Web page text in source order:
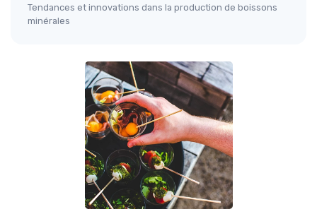
Tendances et innovations dans la production de boissons
minérales